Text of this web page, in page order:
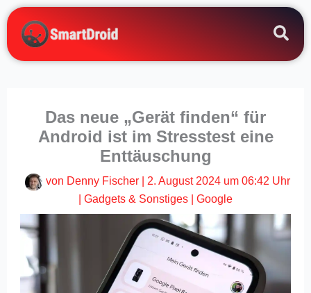
Zum
Inhalt
springen
Das neue „Gerät finden“ für
Android ist im Stresstest eine
Enttäuschung
von Denny Fischer
2. August 2024 um 06:42 Uhr
Gadgets & Sonstiges Google